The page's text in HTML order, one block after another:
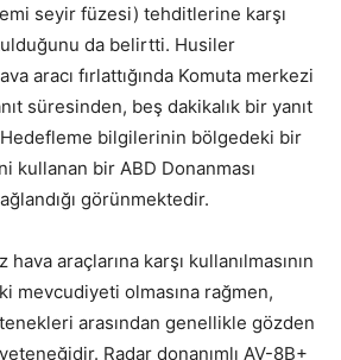
seyir füzesi) tehditlerine karşı
da belirtti. Husiler
aracı fırlattığında Komuta merkezi
süresinden, beş dakikalık bir yanıt
bilgilerinin bölgedeki bir
kullanan bir ABD Donanması
görünmektedir.
hava araçlarına karşı kullanılmasının
mevcudiyeti olmasına rağmen,
arasından genellikle gözden
Radar donanımlı AV-8B+